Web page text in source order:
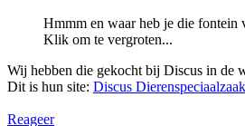
Hmmm en waar heb je die fontein
Klik om te vergroten...
Wij hebben die gekocht bij Discus in de
Dit is hun site: Discus
Reageer